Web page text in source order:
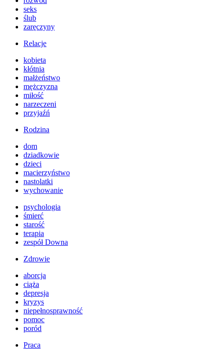
seks
ślub
zaręczyny
Relacje
kobieta
kłótnia
małżeństwo
mężczyzna
miłość
narzeczeni
przyjaźń
Rodzina
dom
dziadkowie
dzieci
macierzyństwo
nastolatki
wychowanie
psychologia
śmierć
starość
terapia
zespół Downa
Zdrowie
aborcja
ciąża
depresja
kryzys
niepełnosprawność
pomoc
poród
Praca